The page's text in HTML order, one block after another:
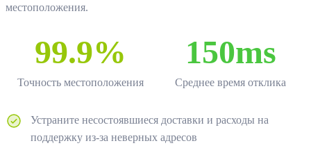
местоположения.
99.9%
Точность местоположения
150ms
Среднее время отклика
Устраните несостоявшиеся доставки и расходы на
поддержку из-за неверных адресов